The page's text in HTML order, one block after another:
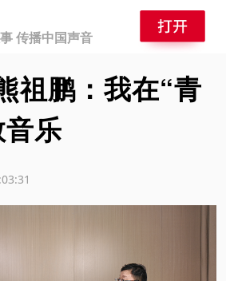
传播中国声音
祖鹏：我在“青
乐